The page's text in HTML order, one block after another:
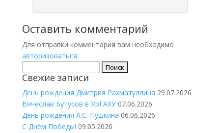
Оставить комментарий
Для отправки комментария вам необходимо
авторизоваться.
Свежие записи
День рождения Дмитрия Рахматуллина 29.07.2026
Вячеслав Бутусов в УрГАХУ 07.06.2026
День рождения А.С. Пушкина 06.06.2026
С Днём Победы! 09.05.2026